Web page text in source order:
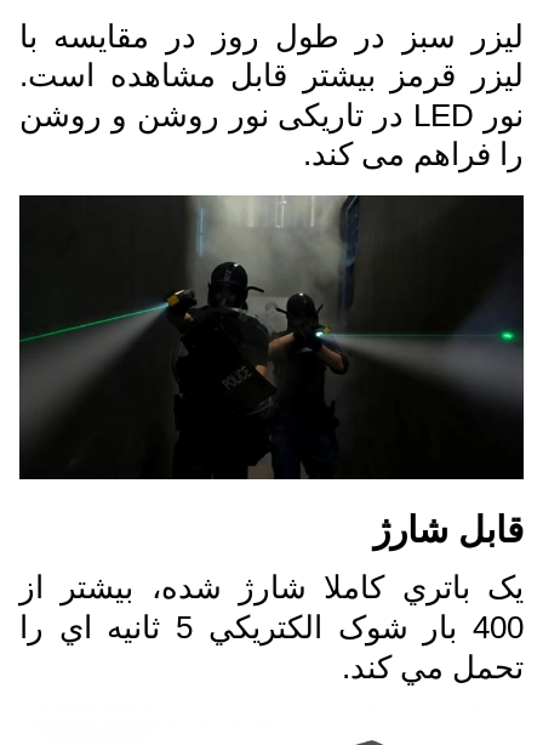
لیزر سبز در طول روز در مقایسه با
لیزر قرمز بیشتر قابل مشاهده است.
نور LED در تاریکی نور روشن و روشن
را فراهم می کند.
قابل شارژ
يک باتري کاملا شارژ شده، بيشتر از
400 بار شوک الکتريکي 5 ثانيه اي را
تحمل مي کند.